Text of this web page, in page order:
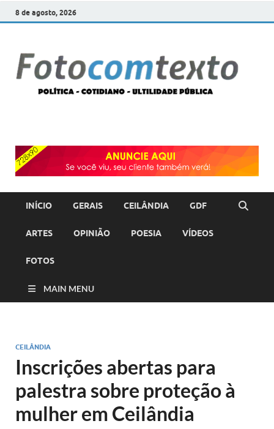
8 de agosto, 2026
INÍCIO GERAIS CEILÂNDIA GDF
ARTES OPINIÃO POESIA VÍDEOS
FOTOS
MAIN MENU
CEILÂNDIA
Inscrições abertas para
palestra sobre proteção à
mulher em Ceilândia